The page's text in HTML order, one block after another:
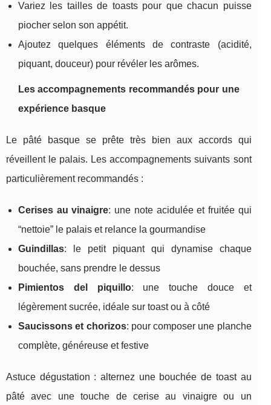
Variez les tailles de toasts pour que chacun puisse
piocher selon son appétit.
Ajoutez quelques éléments de contraste (acidité,
piquant, douceur) pour révéler les arômes.
Les accompagnements recommandés pour une
expérience basque
Le pâté basque se prête très bien aux accords qui
réveillent le palais. Les accompagnements suivants sont
particulièrement recommandés :
Cerises au vinaigre: une note acidulée et fruitée qui
“nettoie” le palais et relance la gourmandise
Guindillas: le petit piquant qui dynamise chaque
bouchée, sans prendre le dessus
Pimientos del piquillo: une touche douce et
légèrement sucrée, idéale sur toast ou à côté
Saucissons et chorizos: pour composer une planche
complète, généreuse et festive
Astuce dégustation : alternez une bouchée de toast au
pâté avec une touche de cerise au vinaigre ou un